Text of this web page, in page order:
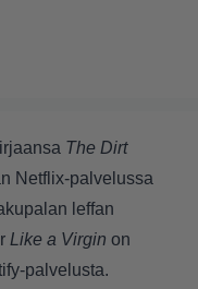
The Dirt
Netflix-palvelussa
leffan
Like a Virgin on
palvelusta.